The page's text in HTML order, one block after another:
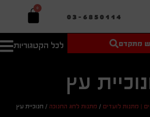
03-6850114
0
לכל הקטגוריות מחיר מיני'
חיפוש
מתקדם
עץ
| מתנות לועדים/ מתנות לחג החנוכה/ חנוכיית עץ